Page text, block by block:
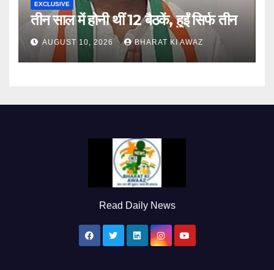
EXCLUSIVE
तीन साल में होनी थीं 12 बैठकें, हुईं सिर्फ तीन
AUGUST 10, 2026 BHARAT KI AWAZ
Read Daily News